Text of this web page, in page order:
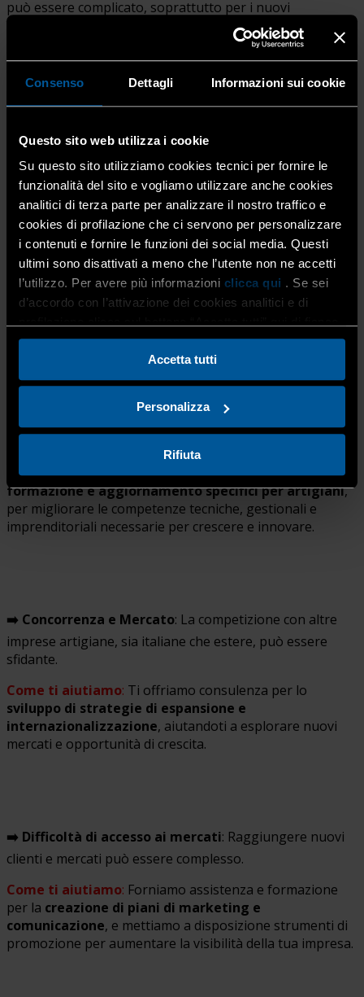
Consenso Dettagli Informazioni sui cookie
Questo sito web utilizza i cookie
Su questo sito utilizziamo cookies tecnici per fornire le
funzionalità del sito e vogliamo utilizzare anche cookies
analitici di terza parte per analizzare il nostro traffico e
cookies di profilazione che ci servono per personalizzare
i contenuti e fornire le funzioni dei social media. Questi
ultimi sono disattivati a meno che l’utente non ne accetti
l’utilizzo. Per avere più informazioni clicca qui . Se sei
d’accordo con l’attivazione dei cookies analitici e di
Accetta tutti
Personalizza
Rifiuta
può essere complicato, soprattutto per i nuovi
imprenditori.
Come ti aiutiamo:Ti assistiamo nella preparazione
delle
domande di finanziamento e ti indirizziamo verso
opportunità di credito agevolato disponibili , grazie
alla nostra partnership con Confidi Systema e con i
➡️ Pianificazione finanziaria: spesso non è facile gestire
correttamente i profitti e la competitività.
Come ti aiutiamoProponiamo soluzioni di
ottimizzazione fiscale e ti forniamo strumenti per la
pianificazione finanziaria , aiutandoti a gestire al meglio
le spese e a mantenere la tua impresa competitiva.
formazione può aiutare l’innovazione.
Come ti aiutiamo:abbiamo un ricco catalogo dicorsi di
formazione e aggiornamento specifici per artigiani,
per migliorare le competenze tecniche, gestionali e
imprenditoriali necessarie per crescere e innovare.
➡️ Concorrenza e Mercato: La competizione con altre
imprese artigiane, sia italiane che estere, può essere
sfidante.
Come ti aiutiamo: Ti offriamo consulenza per lo
sviluppo di strategie di espansione e
internazionalizzazione, aiutandoti a esplorare nuovi
mercati e opportunità di crescita.
➡️ Difficoltà di accesso ai mercati: Raggiungere nuovi
clienti e mercati può essere complesso.
Come ti aiutiamo: Forniamo assistenza e formazione
per la creazione di piani di marketing e
comunicazione, e mettiamo a disposizione strumenti di
promozione per aumentare la visibilità della tua impresa.